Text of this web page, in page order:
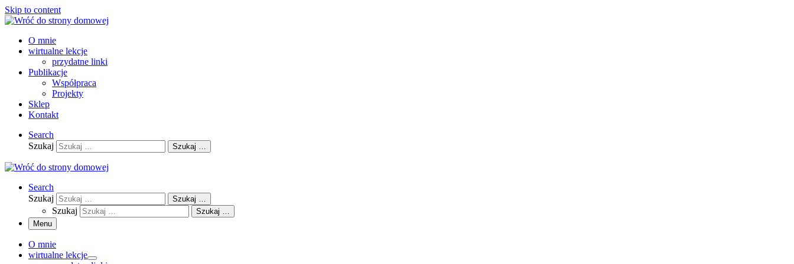
Skip to content
O mnie
wirtualne lekcje
przydatne linki
Publikacje
Współpraca
Projekty
Sklep
Kontakt
Search
Szukaj
Szukaj …
Search
Szukaj
Szukaj …
Szukaj
Szukaj …
Menu
O mnie
wirtualne lekcje